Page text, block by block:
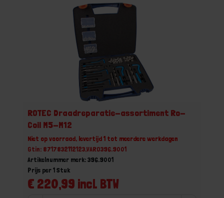
ROTEC Draadreparatie-assortiment Ro-
Coil M5-M12
Niet op voorraad, levertijd 1 tot meerdere werkdagen
Gtin: 8717832112123,VARO396.9001
Artikelnummer merk: 396.9001
€ 220,99 incl. BTW
Prijs per 1 Stuk